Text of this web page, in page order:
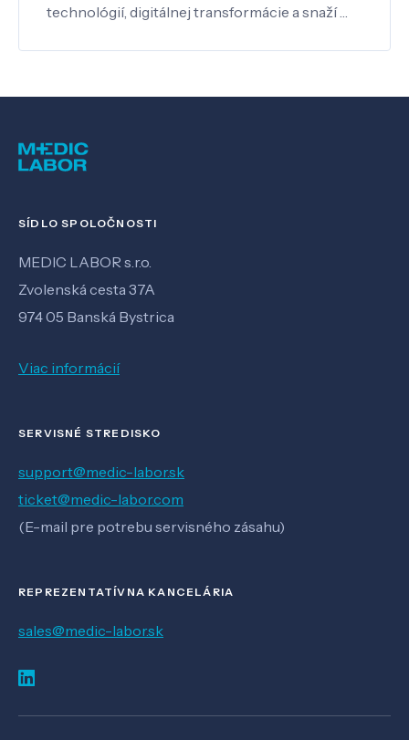
technológií, digitálnej transformácie a snaží …
SÍDLO SPOLOČNOSTI
MEDIC LABOR s.r.o.
Zvolenská cesta 37A
974 05 Banská Bystrica
Viac informácií
SERVISNÉ STREDISKO
support@medic-labor.sk
ticket@medic-labor.com
(E-mail pre potrebu servisného zásahu)
REPREZENTATÍVNA KANCELÁRIA
sales@medic-labor.sk